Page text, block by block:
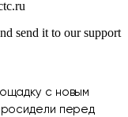
с новым
перед